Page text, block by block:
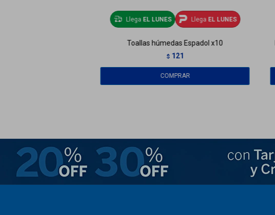
Llega EL LUNES Llega EL LUNES
Toallas húmedas Espadol x10
$ 121